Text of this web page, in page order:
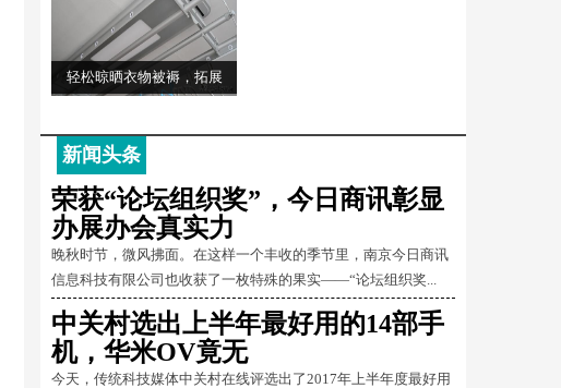
轻松晾晒衣物被褥，拓展
新闻头条
荣获“论坛组织奖”，今日商讯彰显
办展办会真实力
晚秋时节，微风拂面。在这样一个丰收的季节里，南京今日商讯
信息科技有限公司也收获了一枚特殊的果实——“论坛组织奖...
中关村选出上半年最好用的14部手
机，华米OV竟无
今天，传统科技媒体中关村在线评选出了2017年上半年度最好用